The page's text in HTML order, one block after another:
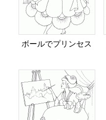
ボールでプリンセス